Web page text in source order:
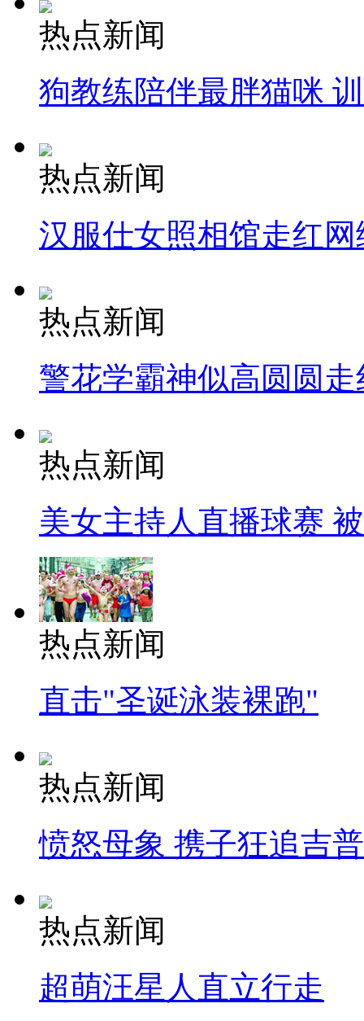
热点新闻
狗教练陪伴最胖猫咪
热点新闻
汉服仕女照相馆走红网
热点新闻
警花学霸神似高圆圆走
热点新闻
美女主持人直播球赛
热点新闻
直击"圣诞泳装裸跑"
热点新闻
愤怒母象 携子狂追吉
热点新闻
超萌汪星人直立行走